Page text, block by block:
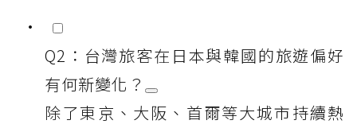
Q2：台灣旅客在日本與韓國的旅遊偏好
有何新變化？
除了東京、大阪、首爾等大城市持續熱